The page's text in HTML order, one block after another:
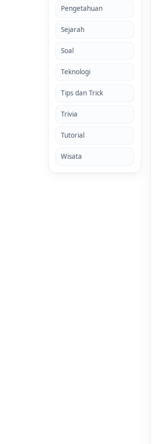
Pengetahuan
Sejarah
Soal
Teknologi
Tips dan Trick
Trivia
Tutorial
Wisata